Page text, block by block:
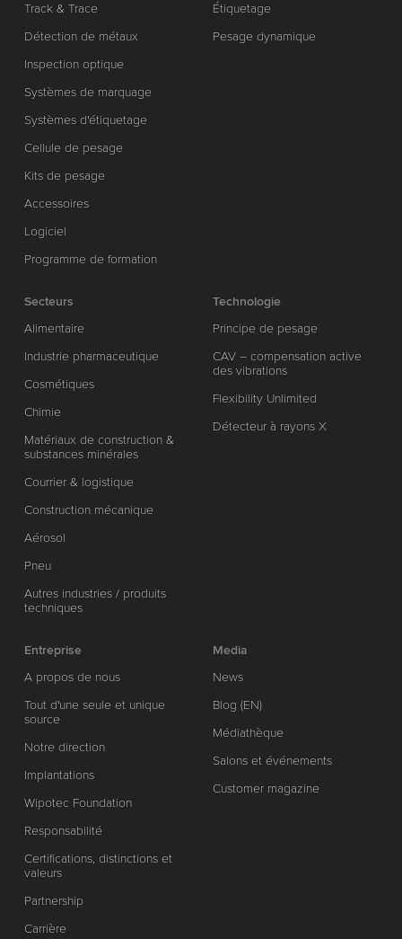
Track & Trace
Détection de métaux
Inspection optique
Systèmes de marquage
Systèmes d'étiquetage
Cellule de pesage
Kits de pesage
Accessoires
Logiciel
Programme de formation
Étiquetage
Pesage dynamique
Secteurs
Alimentaire
Industrie pharmaceutique
Cosmétiques
Chimie
Matériaux de construction &
substances minérales
Courrier & logistique
Construction mécanique
Aérosol
Pneu
Autres industries / produits
techniques
Technologie
Principe de pesage
CAV – compensation active
des vibrations
Flexibility Unlimited
Détecteur à rayons X
Entreprise
A propos de nous
Tout d'une seule et unique
source
Notre direction
Implantations
Wipotec Foundation
Responsabilité
Certifications, distinctions et
valeurs
Partnership
Carrière
Media
News
Blog (EN)
Médiathèque
Salons et événements
Customer magazine